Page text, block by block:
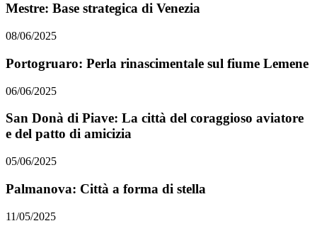
Mestre: Base strategica di Venezia
08/06/2025
Portogruaro: Perla rinascimentale sul fiume Lemene
06/06/2025
San Donà di Piave: La città del coraggioso aviatore
e del patto di amicizia
05/06/2025
Palmanova: Città a forma di stella
11/05/2025